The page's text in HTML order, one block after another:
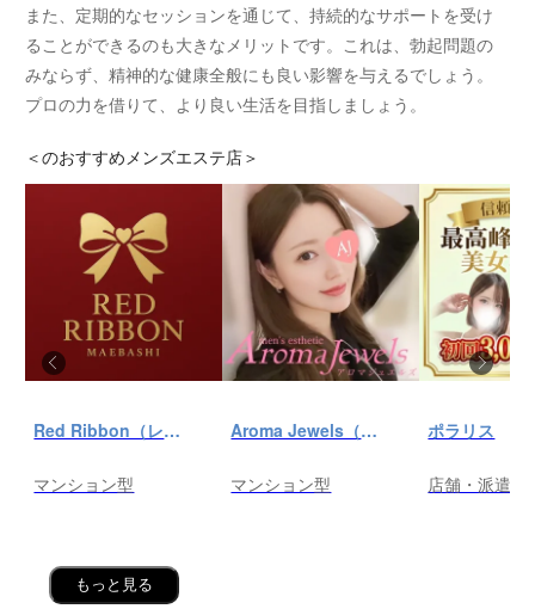
また、定期的なセッションを通じて、持続的なサポートを受け
ることができるのも大きなメリットです。これは、勃起問題の
みならず、精神的な健康全般にも良い影響を与えるでしょう。
プロの力を借りて、より良い生活を目指しましょう。
＜のおすすめメンズエステ店＞
Red Ribbon（レッドリボン）前橋
マンション型
Aroma Jewels（アロマ ジュエルズ）秋葉原ルーム
マンション型
ポラリス
店舗・派遣
もっと見る